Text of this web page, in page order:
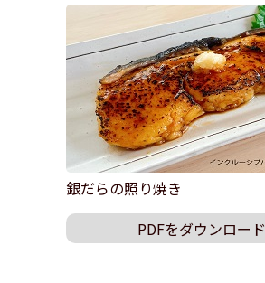
銀だらの照り焼き
PDFをダウンロード